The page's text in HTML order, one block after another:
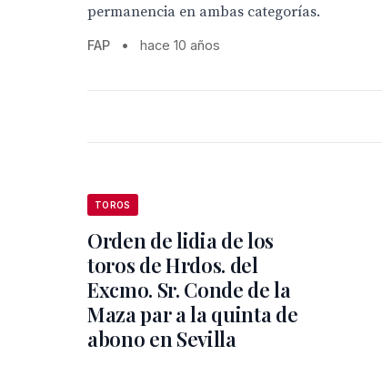
permanencia en ambas categorías.
FAP • hace 10 años
TOROS
Orden de lidia de los
toros de Hrdos. del
Excmo. Sr. Conde de la
Maza par a la quinta de
abono en Sevilla